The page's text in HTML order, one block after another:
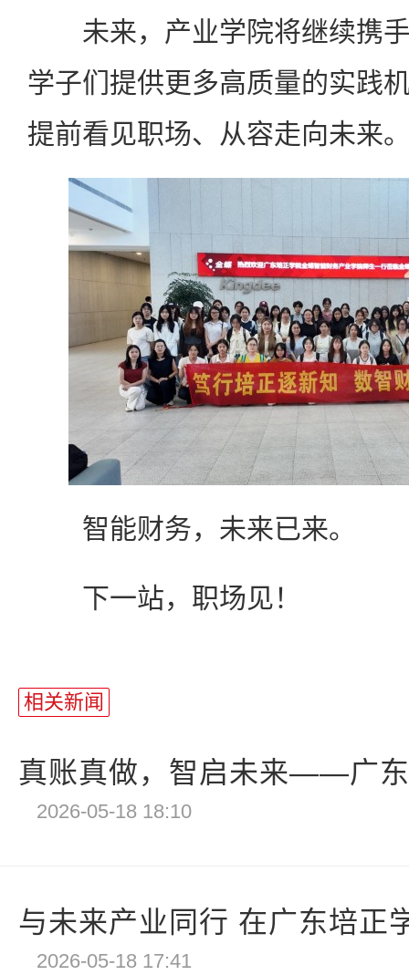
未来，产业学院将继续携手
学子们提供更多高质量的实践
提前看见职场、从容走向未来
智能财务，未来已来。
下一站，职场见！
相关新闻
真账真做，智启未来——广
2026-05-18 18:10
与未来产业同行 在广东培正
2026-05-18 17:41